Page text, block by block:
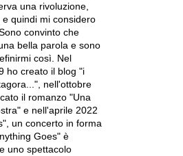
una rivoluzione,
quindi mi considero
convinto che
bella parola e sono
così. Nel
ho creato il blog "i
nell'ottobre
il romanzo "Una
e nell'aprile 2022
un concerto in forma
Goes" è
uno spettacolo